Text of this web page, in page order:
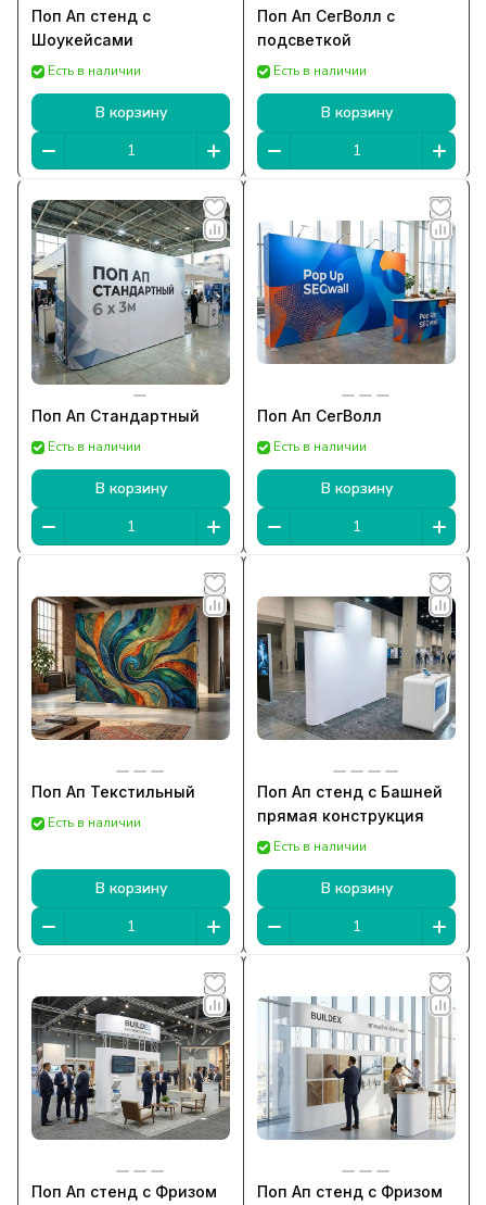
Поп Ап стенд с
Шоукейсами
Есть в наличии
В корзину
Поп Ап СегВолл с
подсветкой
Есть в наличии
В корзину
Поп Ап Стандартный
Есть в наличии
В корзину
Поп Ап СегВолл
Есть в наличии
В корзину
Поп Ап Текстильный
Есть в наличии
В корзину
Поп Ап стенд с Башней
прямая конструкция
Есть в наличии
В корзину
Поп Ап стенд с Фризом
Поп Ап стенд с Фризом